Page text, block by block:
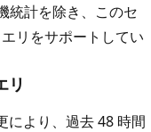
統計を除き、このセ
リをサポートしてい
リ
により、過去 48 時間